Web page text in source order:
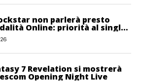
non parlerà presto
Online: priorità al single-
7 Revelation si mostrerà
Opening Night Live